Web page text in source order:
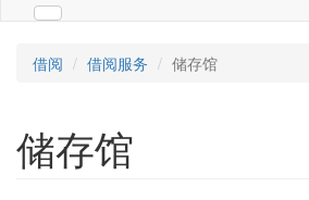
借阅 借阅服务 储存馆
储存馆